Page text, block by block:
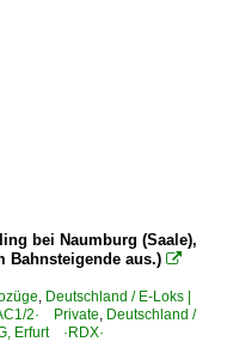
bei Naumburg (Saale),
Bahnsteigende aus.) 
, Deutschland / E-Loks |
2· Private, Deutschland /
Erfurt ·RDX·